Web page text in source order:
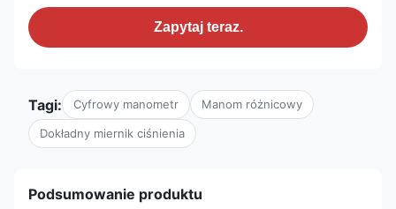
Zapytaj teraz.
Tagi: Cyfrowy manometr Manom różnicowy
Dokładny miernik ciśnienia
Podsumowanie produktu